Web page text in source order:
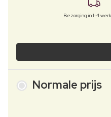
Bezorging in 1-4
Normale prijs